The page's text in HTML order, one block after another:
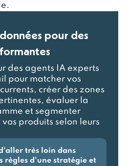
pour des
des agents IA experts
pour matcher vos
créer des zones
évaluer la
et segmenter
produits selon leurs
très loin dans
règles d'une stratégie et